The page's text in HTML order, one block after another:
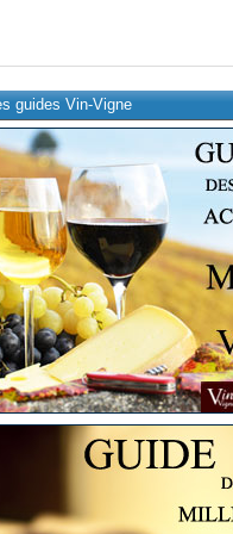
guides Vin-Vigne